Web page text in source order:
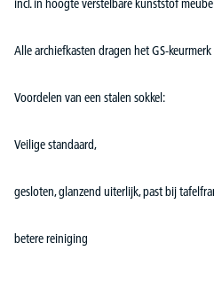
incl. in hoogte verstelbare kunststof
Alle archiefkasten dragen het GS-keurmerk
Voordelen van een stalen sokkel:
Veilige standaard,
gesloten, glanzend uiterlijk, past bij
betere reiniging